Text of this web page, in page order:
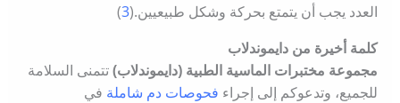
العدد يجب أن يتمتع بحركة وشكل طبيعيين.(3
)
كلمة أخيرة من دايموندلاب
مجموعة مختبرات الماسية الطبية (دايموندلاب)تتمنى السلامة
للجميع، وتدعوكم إلى إجراء فحوصات دم شاملة في